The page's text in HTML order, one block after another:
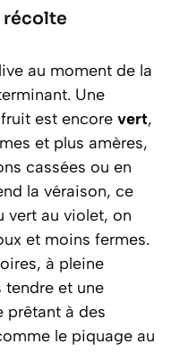
récolte
au moment de la
Une
est encore vert,
et plus amères,
cassées ou en
la véraison, ce
vert au violet, on
et moins fermes.
à pleine
tendre et une
prêtant à des
le piquage au